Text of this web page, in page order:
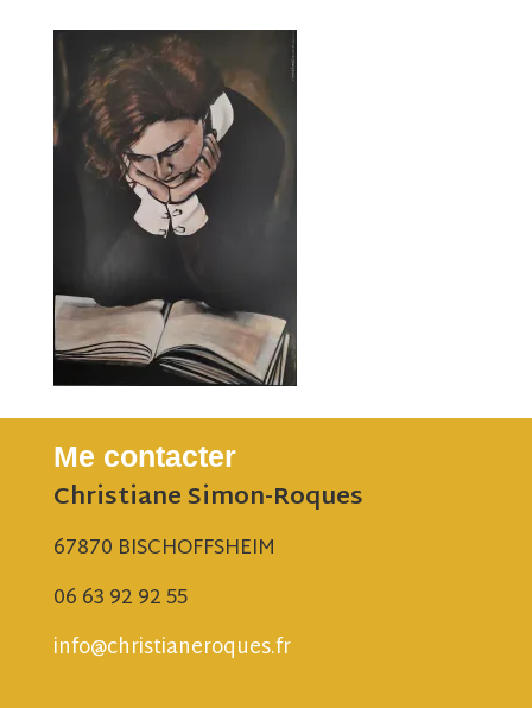
Me contacter
Christiane Simon-Roques
67870 BISCHOFFSHEIM
06 63 92 92 55
info@christianeroques.fr